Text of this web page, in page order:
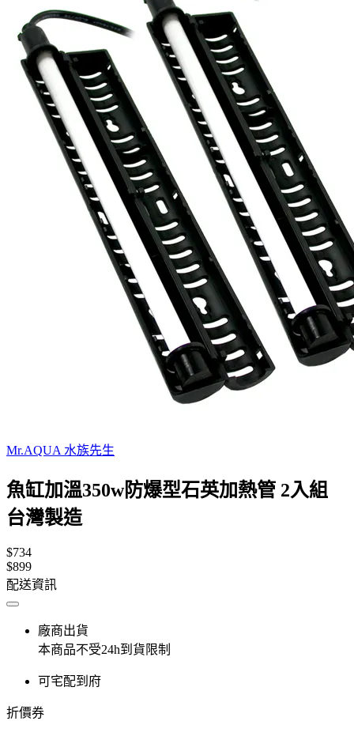
Mr.AQUA 水族先生
魚缸加溫350w防爆型石英加熱管 2入組
台灣製造
$734
$899
配送資訊
廠商出貨
本商品不受24h到貨限制
可宅配到府
折價券